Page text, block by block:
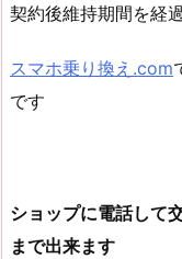
契約後維持期間を経
スマホ乗り換え.com
です
ショップに電話して
まで出来ます